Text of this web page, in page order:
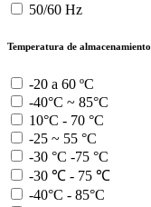
50/60 Hz
Temperatura de almacenamiento
-20 a 60 ºC
-40°C ~ 85°C
10°C - 70 °C
-25 ~ 55 °C
-30 °C -75 °C
-30 ℃ - 75 ℃
-40°C - 85°C